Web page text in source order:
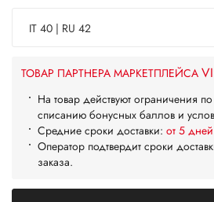
IT 40 | RU 42
ТОВАР ПАРТНЕРА МАРКЕТПЛЕЙСА
На товар действуют ограничения
списанию бонусных баллов и
Средние сроки доставки: от 5 дней
Оператор подтвердит сроки
заказа.